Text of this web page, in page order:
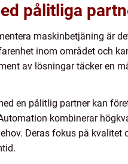
pålitliga
maskinbetjäning är
inom området och
av lösningar täcker en
en pålitlig partner kan
kombinerar
Deras fokus på